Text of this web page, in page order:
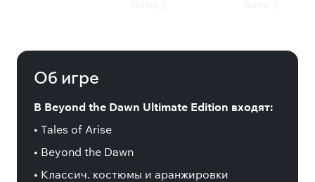
Об игре
В Beyond the Dawn Ultimate Edition входят:
• Tales of Arise
• Beyond the Dawn
• Классич. костюмы и аранжировки